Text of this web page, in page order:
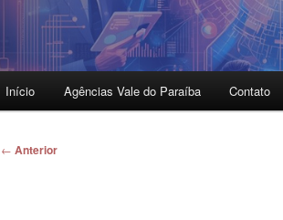
Início Agências Vale do Paraíba Contato
Navegação
← Anterior